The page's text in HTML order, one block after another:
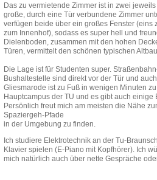
Das zu vermietende Zimmer ist in zwei
große, durch eine Tür verbundene Zimmer
verfügen beide über ein großes Fenster (eins
zum Innenhof), sodass es super hell und
Dielenboden, zusammen mit den hohen
Türen, vermittelt den schönen typischen
Die Lage ist für Studenten super.
Bushaltestelle sind direkt vor der Tür und
Gliesmarode ist zu Fuß in wenigen Minuten
Hauptcampus der TU und es gibt auch
Persönlich freut mich am meisten die Nähe
Spaziergeh-Pfade
in der Umgebung zu finden.
Ich studiere Elektrotechnik an der Tu-
Klavier spielen (E-Piano mit Kopfhörer). Ich
mich natürlich auch über nette Gespräche